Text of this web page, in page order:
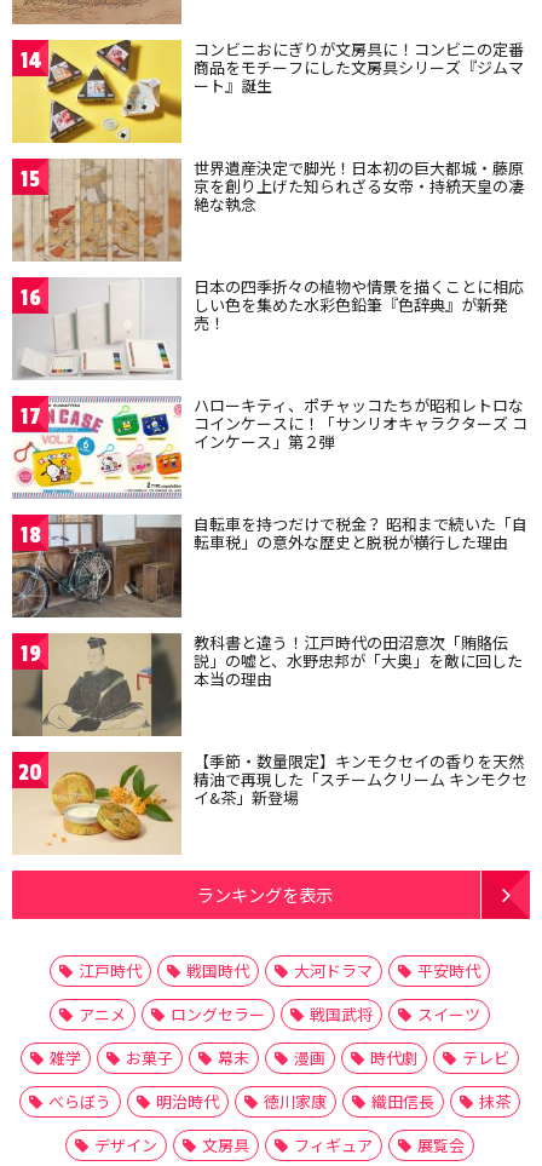
14 コンビニおにぎりが文房具に！コンビニの定番
商品をモチーフにした文房具シリーズ『ジムマ
ート』誕生
15 世界遺産決定で脚光！日本初の巨大都城・藤原
京を創り上げた知られざる女帝・持統天皇の凄
絶な執念
16 日本の四季折々の植物や情景を描くことに相応
しい色を集めた水彩色鉛筆『色辞典』が新発
売！
17 ハローキティ、ポチャッコたちが昭和レトロな
コインケースに！「サンリオキャラクターズ コ
インケース」第２弾
18 自転車を持つだけで税金？ 昭和まで続いた「自
転車税」の意外な歴史と脱税が横行した理由
19 教科書と違う！江戸時代の田沼意次「賄賂伝
説」の嘘と、水野忠邦が「大奥」を敵に回した
本当の理由
20 【季節・数量限定】キンモクセイの香りを天然
精油で再現した「スチームクリーム キンモクセ
イ&茶」新登場
ランキングを表示
江戸時代 戦国時代 大河ドラマ
平安時代
アニメ
ロングセラー 戦国武将
スイーツ
雑学
お菓子 幕末 漫画 時代劇
テレビ
べらぼう
明治時代 徳川家康 織田信長
抹茶
デザイン
文房具 フィギュア
展覧会